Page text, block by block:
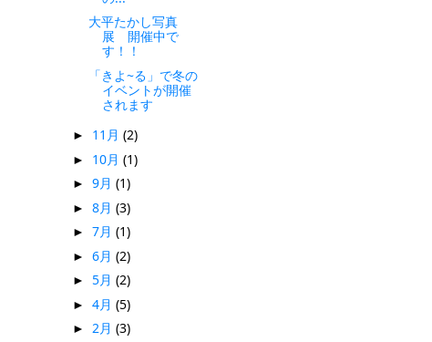
大平たかし写真
展 開催中で
す！！
「きよ~る」で冬の
イベントが開催
されます
► 11月 (2)
► 10月 (1)
► 9月 (1)
► 8月 (3)
► 7月 (1)
► 6月 (2)
► 5月 (2)
► 4月 (5)
► 2月 (3)